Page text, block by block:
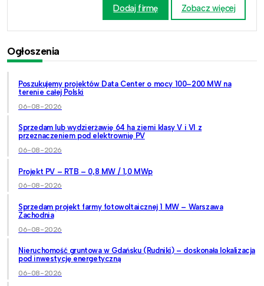
Dodaj firmę Zobacz więcej
Ogłoszenia
Poszukujemy projektów Data Center o mocy 100–200 MW na
terenie całej Polski
06-08-2026
Sprzedam lub wydzierżawię 64 ha ziemi klasy V i VI z
przeznaczeniem pod elektrownię PV
06-08-2026
Projekt PV – RTB – 0,8 MW / 1,0 MWp
06-08-2026
Sprzedam projekt farmy fotowoltaicznej 1 MW – Warszawa
Zachodnia
06-08-2026
Nieruchomość gruntowa w Gdańsku (Rudniki) – doskonała lokalizacja
pod inwestycję energetyczną
06-08-2026